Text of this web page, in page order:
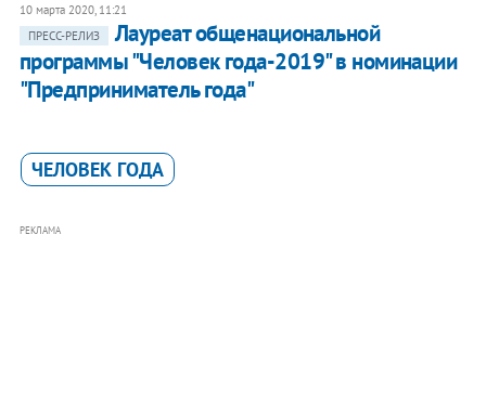
10 марта 2020, 11:21
ПРЕСС-РЕЛИЗ
Лауреат общенациональной
программы "Человек года-2019" в номинации
"Предприниматель года"
ЧЕЛОВЕК ГОДА
РЕКЛАМА